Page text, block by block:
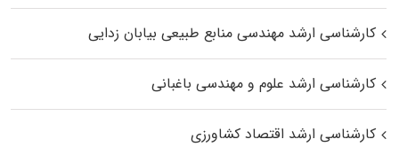
کارشناسی ارشد مهندسی منابع طبیعی بیابان زدایی
کارشناسی ارشد علوم و مهندسی باغبانی
کارشناسی ارشد اقتصاد کشاورزی